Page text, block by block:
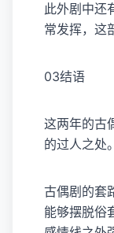
此外剧中还
常发挥，这
03结语
这两年的古
的过人之处。
古偶剧的套
能够摆脱俗